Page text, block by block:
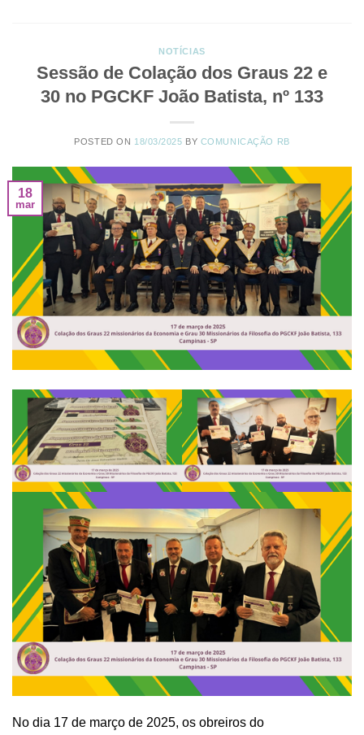
NOTÍCIAS
Sessão de Colação dos Graus 22 e
30 no PGCKF João Batista, nº 133
POSTED ON 18/03/2025 BY COMUNICAÇÃO RB
18
mar
No dia 17 de março de 2025, os obreiros do